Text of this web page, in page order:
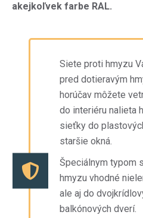
akejkoľvek farbe RAL.
Siete proti hmyzu
pred dotieravým
horúčav môžete
do interiéru nalieta
sieťky do
staršie okná.
Špeciálnym typom
hmyzu vhodné
ale aj do
balkónových dverí.